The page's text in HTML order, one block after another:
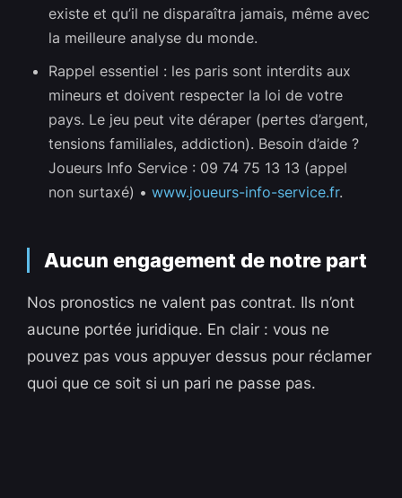
existe et qu’il ne disparaîtra jamais, même avec
la meilleure analyse du monde.
Rappel essentiel : les paris sont interdits aux
mineurs et doivent respecter la loi de votre
pays. Le jeu peut vite déraper (pertes d’argent,
tensions familiales, addiction). Besoin d’aide ?
Joueurs Info Service : 09 74 75 13 13 (appel
non surtaxé) •www.joueurs-info-service.fr.
Aucun engagement de notre part
Nos pronostics ne valent pas contrat. Ils n’ont
aucune portée juridique. En clair : vous ne
pouvez pas vous appuyer dessus pour réclamer
quoi que ce soit si un pari ne passe pas.